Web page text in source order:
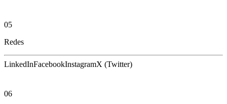
05
Redes
LinkedInFacebookInstagramX (Twitter)
06